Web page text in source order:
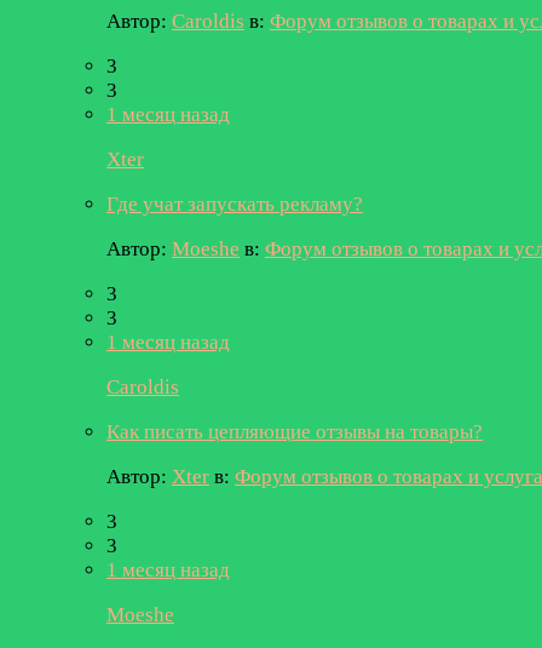
Автор: Caroldis в: Форум отзывов о товарах и
3
3
1 месяц назад
Xter
Где учат запускать рекламу?
Автор: Moeshe в: Форум отзывов о товарах и
3
3
1 месяц назад
Caroldis
Как писать цепляющие отзывы на товары?
Автор: Xter в: Форум отзывов о товарах и
3
3
1 месяц назад
Moeshe